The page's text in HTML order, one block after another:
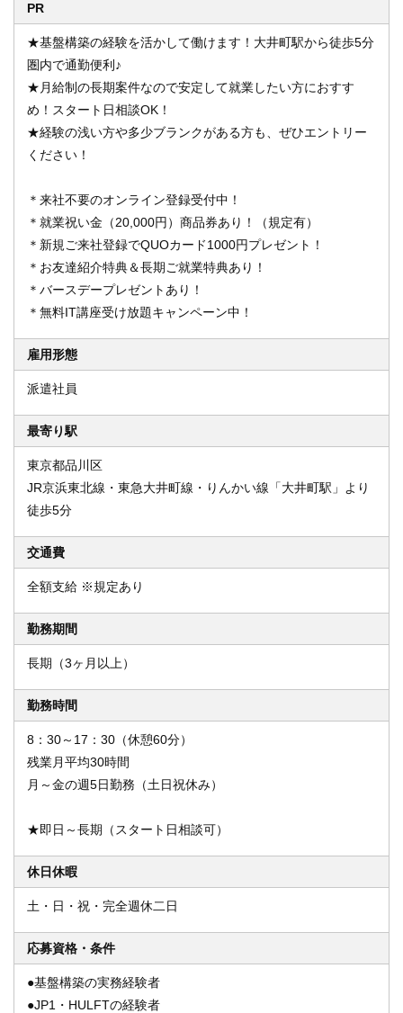
PR
★基盤構築の経験を活かして働けます！大井町駅から徒歩5分
圏内で通勤便利♪
★月給制の長期案件なので安定して就業したい方におすす
め！スタート日相談OK！
★経験の浅い方や多少ブランクがある方も、ぜひエントリー
ください！
＊来社不要のオンライン登録受付中！
＊就業祝い金（20,000円）商品券あり！（規定有）
＊新規ご来社登録でQUOカード1000円プレゼント！
＊お友達紹介特典＆長期ご就業特典あり！
＊バースデープレゼントあり！
＊無料IT講座受け放題キャンペーン中！
雇用形態
派遣社員
最寄り駅
東京都品川区
JR京浜東北線・東急大井町線・りんかい線「大井町駅」より
徒歩5分
交通費
全額支給 ※規定あり
勤務期間
長期（3ヶ月以上）
勤務時間
8：30～17：30（休憩60分）
残業月平均30時間
月～金の週5日勤務（土日祝休み）
★即日～長期（スタート日相談可）
休日休暇
土・日・祝・完全週休二日
応募資格・条件
●基盤構築の実務経験者
●JP1・HULFTの経験者